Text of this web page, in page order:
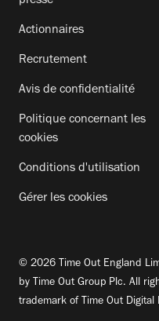
Actionnaires
Recrutement
Avis de confidentialité
Politique concernant les
cookies
Conditions d'utilisation
Gérer les cookies
© 2026 Time Out England
by Time Out Group Plc. All
trademark of Time Out Digital